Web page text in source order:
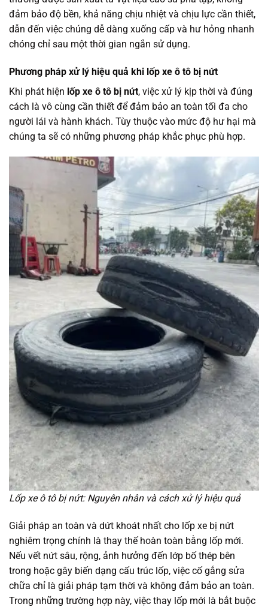
đảm bảo độ bền, khả năng chịu nhiệt và chịu lực cần thiết,
dẫn đến việc chúng dễ dàng xuống cấp và hư hỏng nhanh
chóng chỉ sau một thời gian ngắn sử dụng.
Phương pháp xử lý hiệu quả khi lốp xe ô tô bị nứt
Khi phát hiện lốp xe ô tô bị nứt, việc xử lý kịp thời và đúng
cách là vô cùng cần thiết để đảm bảo an toàn tối đa cho
người lái và hành khách. Tùy thuộc vào mức độ hư hại mà
chúng ta sẽ có những phương pháp khắc phục phù hợp.
Lốp xe ô tô bị nứt: Nguyên nhân và cách xử lý hiệu quả
Giải pháp an toàn và dứt khoát nhất cho lốp xe bị nứt
nghiêm trọng chính là thay thế hoàn toàn bằng lốp mới.
Nếu vết nứt sâu, rộng, ảnh hưởng đến lớp bố thép bên
trong hoặc gây biến dạng cấu trúc lốp, việc cố gắng sửa
chữa chỉ là giải pháp tạm thời và không đảm bảo an toàn.
Trong những trường hợp này, việc thay lốp mới là bắt buộc